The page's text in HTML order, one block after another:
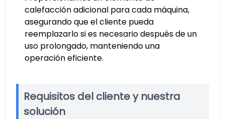
calefacción adicional para cada máquina,
asegurando que el cliente pueda
reemplazarlo si es necesario después de un
uso prolongado, manteniendo una
operación eficiente.
Requisitos del cliente y nuestra
solución